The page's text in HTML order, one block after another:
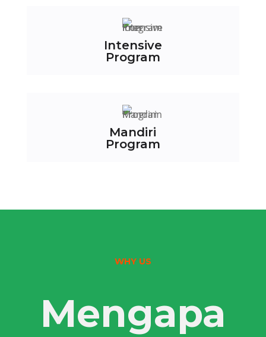
Intensive
Program
Mandiri
Program
WHY US
Mengapa